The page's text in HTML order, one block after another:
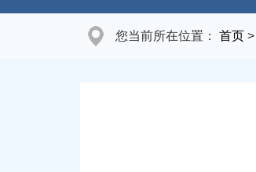
您当前所在位置： 首页 >